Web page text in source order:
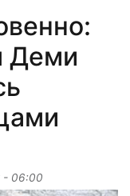
Деми
- 06:00